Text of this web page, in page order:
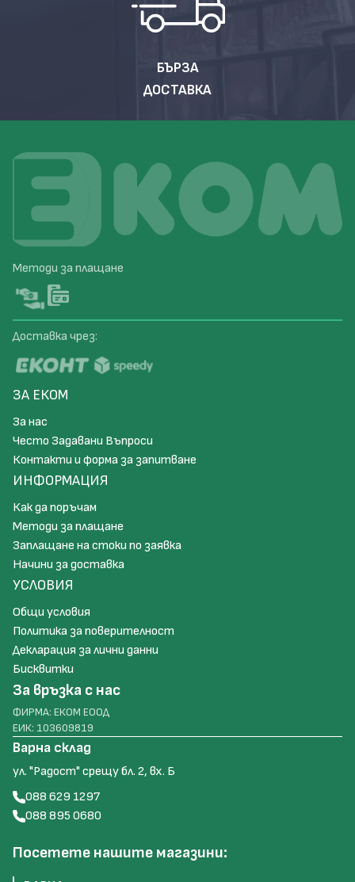
БЪРЗА
ДОСТАВКА
Методи за плащане
Доставка чрез:
ЗА ЕКОМ
За нас
Често Задавани Въпроси
Контакти и форма за запитване
ИНФОРМАЦИЯ
Как да поръчам
Методи за плащане
Заплащане на стоки по заявка
Начини за доставка
УСЛОВИЯ
Общи условия
Политика за поверителност
Декларация за лични данни
Бисквитки
За връзка с нас
ФИРМА: ЕКОМ ЕООД
ЕИК: 103609819
Варна склад
ул. "Радост" срещу бл. 2, вх. Б
088 629 1297
088 895 0680
Посетете нашите магазини: